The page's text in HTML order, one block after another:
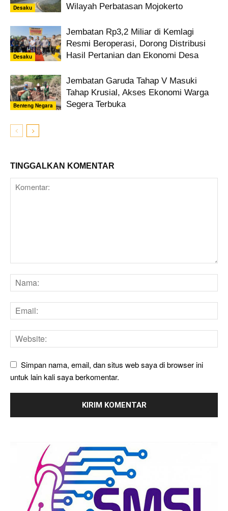
Desaku
Wilayah Perbatasan Mojokerto
Desaku
Jembatan Rp3,2 Miliar di Kemlagi
Resmi Beroperasi, Dorong Distribusi
Hasil Pertanian dan Ekonomi Desa
Benteng Negara
Jembatan Garuda Tahap V Masuki
Tahap Krusial, Akses Ekonomi Warga
Segera Terbuka
TINGGALKAN KOMENTAR
Simpan nama, email, dan situs web saya di browser ini
untuk lain kali saya berkomentar.